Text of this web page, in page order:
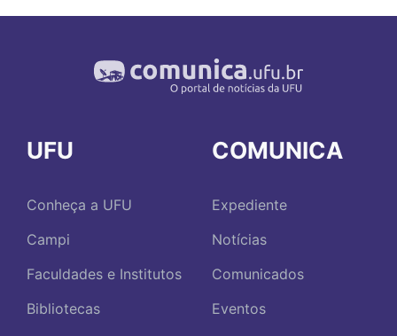
UFU
Conheça a UFU
Campi
Faculdades e Institutos
Bibliotecas
COMUNICA
Expediente
Notícias
Comunicados
Eventos